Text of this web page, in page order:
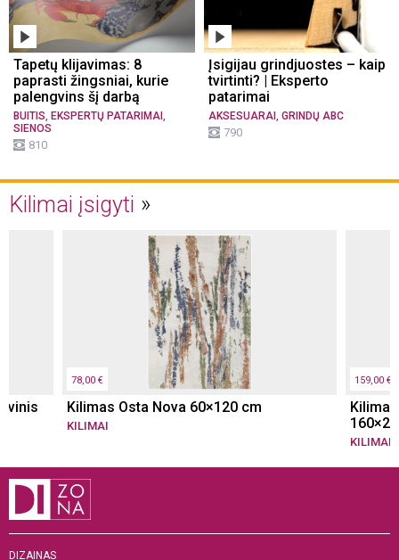
Tapetų klijavimas: 8
paprasti žingsniai, kurie
palengvins šį darbą
BUITIS, EKSPERTŲ PATARIMAI ,
SIENOS
810
Įsigijau grindjuostes – kaip
tvirtinti? | Eksperto
patarimai
AKSESUARAI , GRINDŲ ABC
790
Kilimai įsigyti
78,00 €
Kilimas Osta Nova 60×120 cm
KILIMAI
159,00 €
KILIMAI
DIZAINAS